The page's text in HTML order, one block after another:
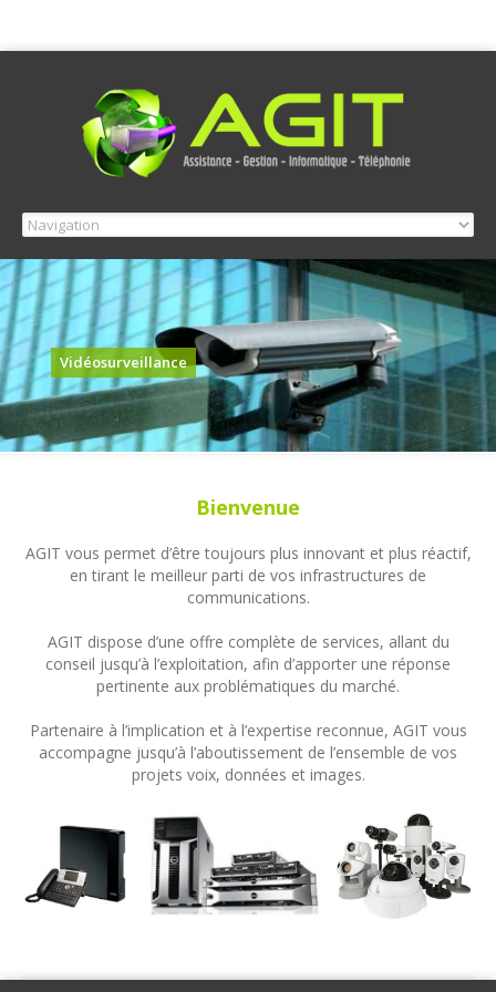
Vidéosurveillance
Bienvenue
AGIT vous permet d’être toujours plus innovant et plus réactif,
en tirant le meilleur parti de vos infrastructures de
communications.
AGIT dispose d’une offre complète de services, allant du
conseil jusqu’à l’exploitation, afin d’apporter une réponse
pertinente aux problématiques du marché.
Partenaire à l’implication et à l’expertise reconnue, AGIT vous
accompagne jusqu’à l’aboutissement de l’ensemble de vos
projets voix, données et images.